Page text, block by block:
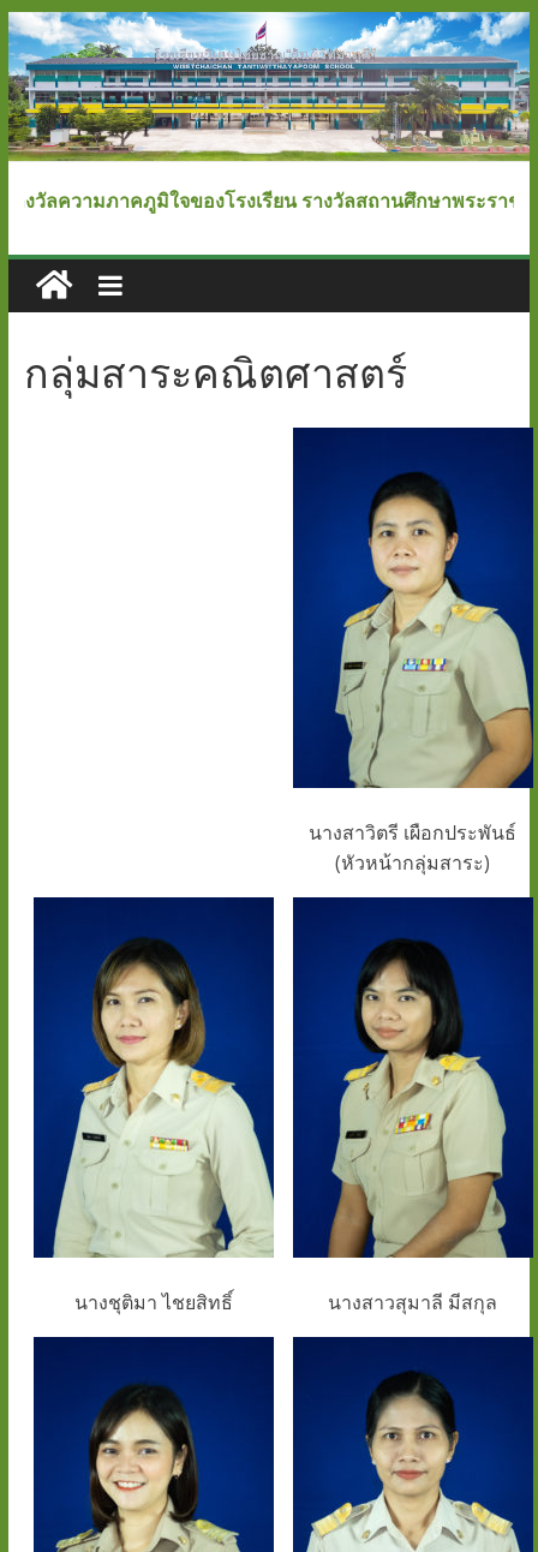
Skip
to
content
โรงเรียน
วิเศษ
ไชย
ชาญ
ลความภาคภูมิใจของโรงเรียน รางวัลสถานศึกษาพระราชทาน
กลุ่มสาระคณิตศาสตร์
นางสาวิตรี เผือกประพันธ์
(หัวหน้ากลุ่มสาระ)
นางชุติมา ไชยสิทธิ์ นางสาวสุมาลี มีสกุล